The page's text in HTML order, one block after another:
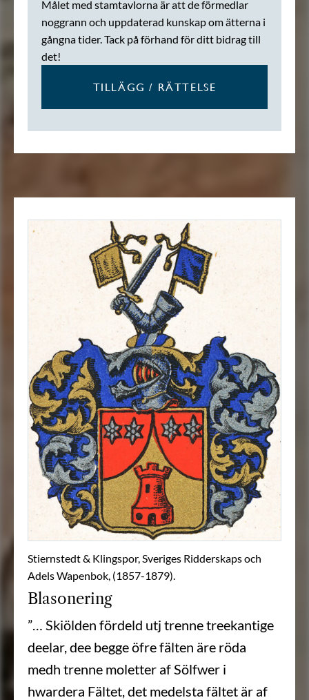
Målet med stamtavlorna är att de förmedlar
noggrann och uppdaterad kunskap om ätterna i
gångna tider. Tack på förhand för ditt bidrag till
det!
TILLÄGG / RÄTTELSE
Stiernstedt & Klingspor, Sveriges Ridderskaps och
Adels Wapenbok, (1857-1879).
Blasonering
”… Skiölden fördeld utj trenne treekantige
deelar, dee begge öfre fälten äre röda
medh trenne moletter af Sölfwer i
hwardera Fältet, det medelsta fältet är af